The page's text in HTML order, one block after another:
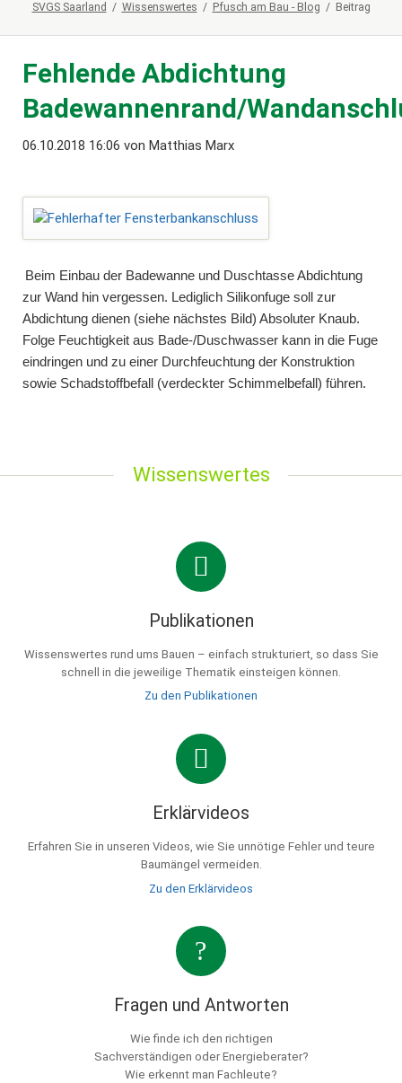
SVGS Saarland Wissenswertes Pfusch am Bau - Blog Beitrag
Fehlende Abdichtung
Badewannenrand/
06.10.2018 16:06 von Matthias Marx
Beim Einbau der Badewanne und Duschtasse Abdichtung
zur Wand hin vergessen. Lediglich Silikonfuge soll zur
Abdichtung dienen (siehe nächstes Bild) Absoluter Knaub.
Folge Feuchtigkeit aus Bade-/Duschwasser kann in die Fuge
eindringen und zu einer Durchfeuchtung der Konstruktion
sowie Schadstoffbefall (verdeckter Schimmelbefall) führen.
Wissenswertes
Publikationen
Wissenswertes rund ums Bauen – einfach strukturiert, so dass Sie
schnell in die jeweilige Thematik einsteigen können.
Zu den Publikationen
Erklärvideos
Erfahren Sie in unseren Videos, wie Sie unnötige Fehler und teure
Baumängel vermeiden.
Zu den Erklärvideos
Fragen und Antworten
Wie finde ich den richtigen
Sachverständigen oder Energieberater?
Wie erkennt man Fachleute?